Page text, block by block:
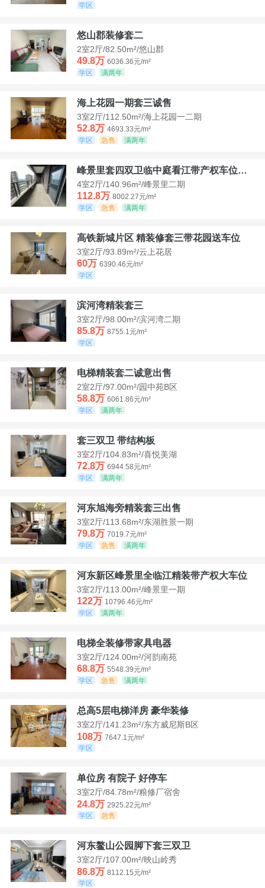
学区
悠山郡装修套二
2室2厅/82.50m²/悠山郡
49.8万 6036.36元/m²
学区
满两年
海上花园一期套三诚售
3室2厅/112.50m²/海上花园一二期
52.8万 4693.33元/m²
学区
急售 满两年
峰景里套四双卫临中庭看江带产权车位诚售
4室2厅/140.96m²/峰景里二期
112.8万 8002.27元/m²
学区
急售 满两年
高铁新城片区 精装修套三带花园送车位
3室2厅/93.89m²/云上花居
60万 6390.46元/m²
学区
滨河湾精装套三
3室2厅/98.00m²/滨河湾二期
85.8万 8755.1元/m²
学区
电梯精装套二诚意出售
2室2厅/97.00m²/园中苑B区
58.8万 6061.86元/m²
学区
满两年
套三双卫 带结构板
3室2厅/104.83m²/喜悦美湖
72.8万 6944.58元/m²
学区
满两年
河东旭海旁精装套三出售
3室2厅/113.68m²/东湖胜景一期
79.8万 7019.7元/m²
学区
急售 满两年
河东新区峰景里全临江精装带产权大车位
3室2厅/113.00m²/峰景里一期
122万 10796.46元/m²
学区
满两年
电梯全装修带家具电器
3室2厅/124.00m²/河韵南苑
68.8万 5548.39元/m²
学区
急售 满两年
总高5层电梯洋房 豪华装修
3室2厅/141.23m²/东方威尼斯B区
108万 7647.1元/m²
学区
单位房 有院子 好停车
3室2厅/84.78m²/粮修厂宿舍
24.8万 2925.22元/m²
学区
急售
河东鳌山公园脚下套三双卫
3室2厅/107.00m²/映山岭秀
86.8万 8112.15元/m²
学区